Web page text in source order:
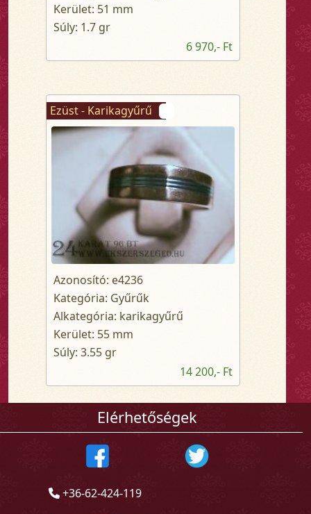
Kerület: 51 mm
Súly: 1.7 gr
6 970,- Ft
Ezüst - Karikagyűrű
Azonosító: e4236
Kategória: Gyűrűk
Alkategória: karikagyűrű
Kerület: 55 mm
Súly: 3.55 gr
14 200,- Ft
Elérhetőségek
+36-62-424-119